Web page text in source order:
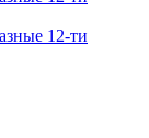
12-ти